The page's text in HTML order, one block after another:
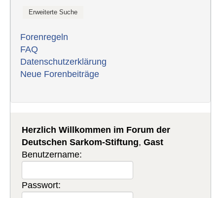
Forenregeln
FAQ
Datenschutzerklärung
Neue Forenbeiträge
Herzlich Willkommen im Forum der
Deutschen Sarkom-Stiftung,Gast
Benutzername:
Passwort: